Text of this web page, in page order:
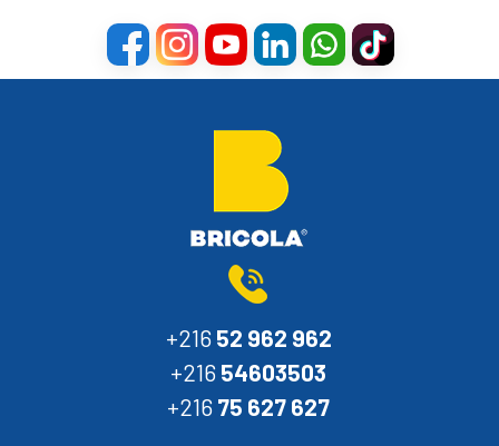
+216 52 962 962
+216 54603503
+216 75 627 627